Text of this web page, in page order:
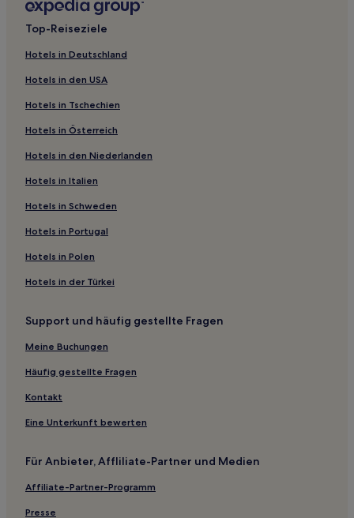
Pousadas in Barbacena
Hotels nahe Francisco Álvares de Assis
Manoel Honório: Hotels
Hotels nahe Igreja Nossa Senhora das Dores
Santa Catarina: Hotels
Hotels nahe Rathaus von Goiânia
Hotels nahe Gruta do Monjolinho
Granbery: Hotels
Nova Era: Hotels
Morro da Glória: Hotels
Vila Ideal: Hotels
Bom Pastor: Hotels
Santa Cruz: Hotels
Hotels nahe Parque Halfeld
Hotels nahe Museu Mariano Procópio
Tiradentes Hotels
Juiz de Fora Centro: Hotels
Poço Rico: Hotels
Remonta: Hotels
Top-Reiseziele
Hotels in Deutschland
Hotels in den USA
Hotels in Tschechien
Hotels in Österreich
Hotels in den Niederlanden
Hotels in Italien
Hotels in Schweden
Hotels in Portugal
Hotels in Polen
Hotels in der Türkei
Support und häufig gestellte Fragen
Meine Buchungen
Häufig gestellte Fragen
Kontakt
Eine Unterkunft bewerten
Für Anbieter, Affliliate-Partner und Medien
Affiliate-Partner-Programm
Presse